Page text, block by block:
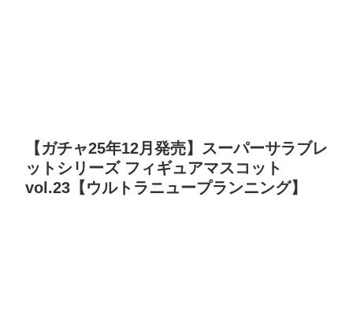
【ガチャ25年12月発売】スーパーサラブレ
ットシリーズ フィギュアマスコット
vol.23【ウルトラニュープランニング】